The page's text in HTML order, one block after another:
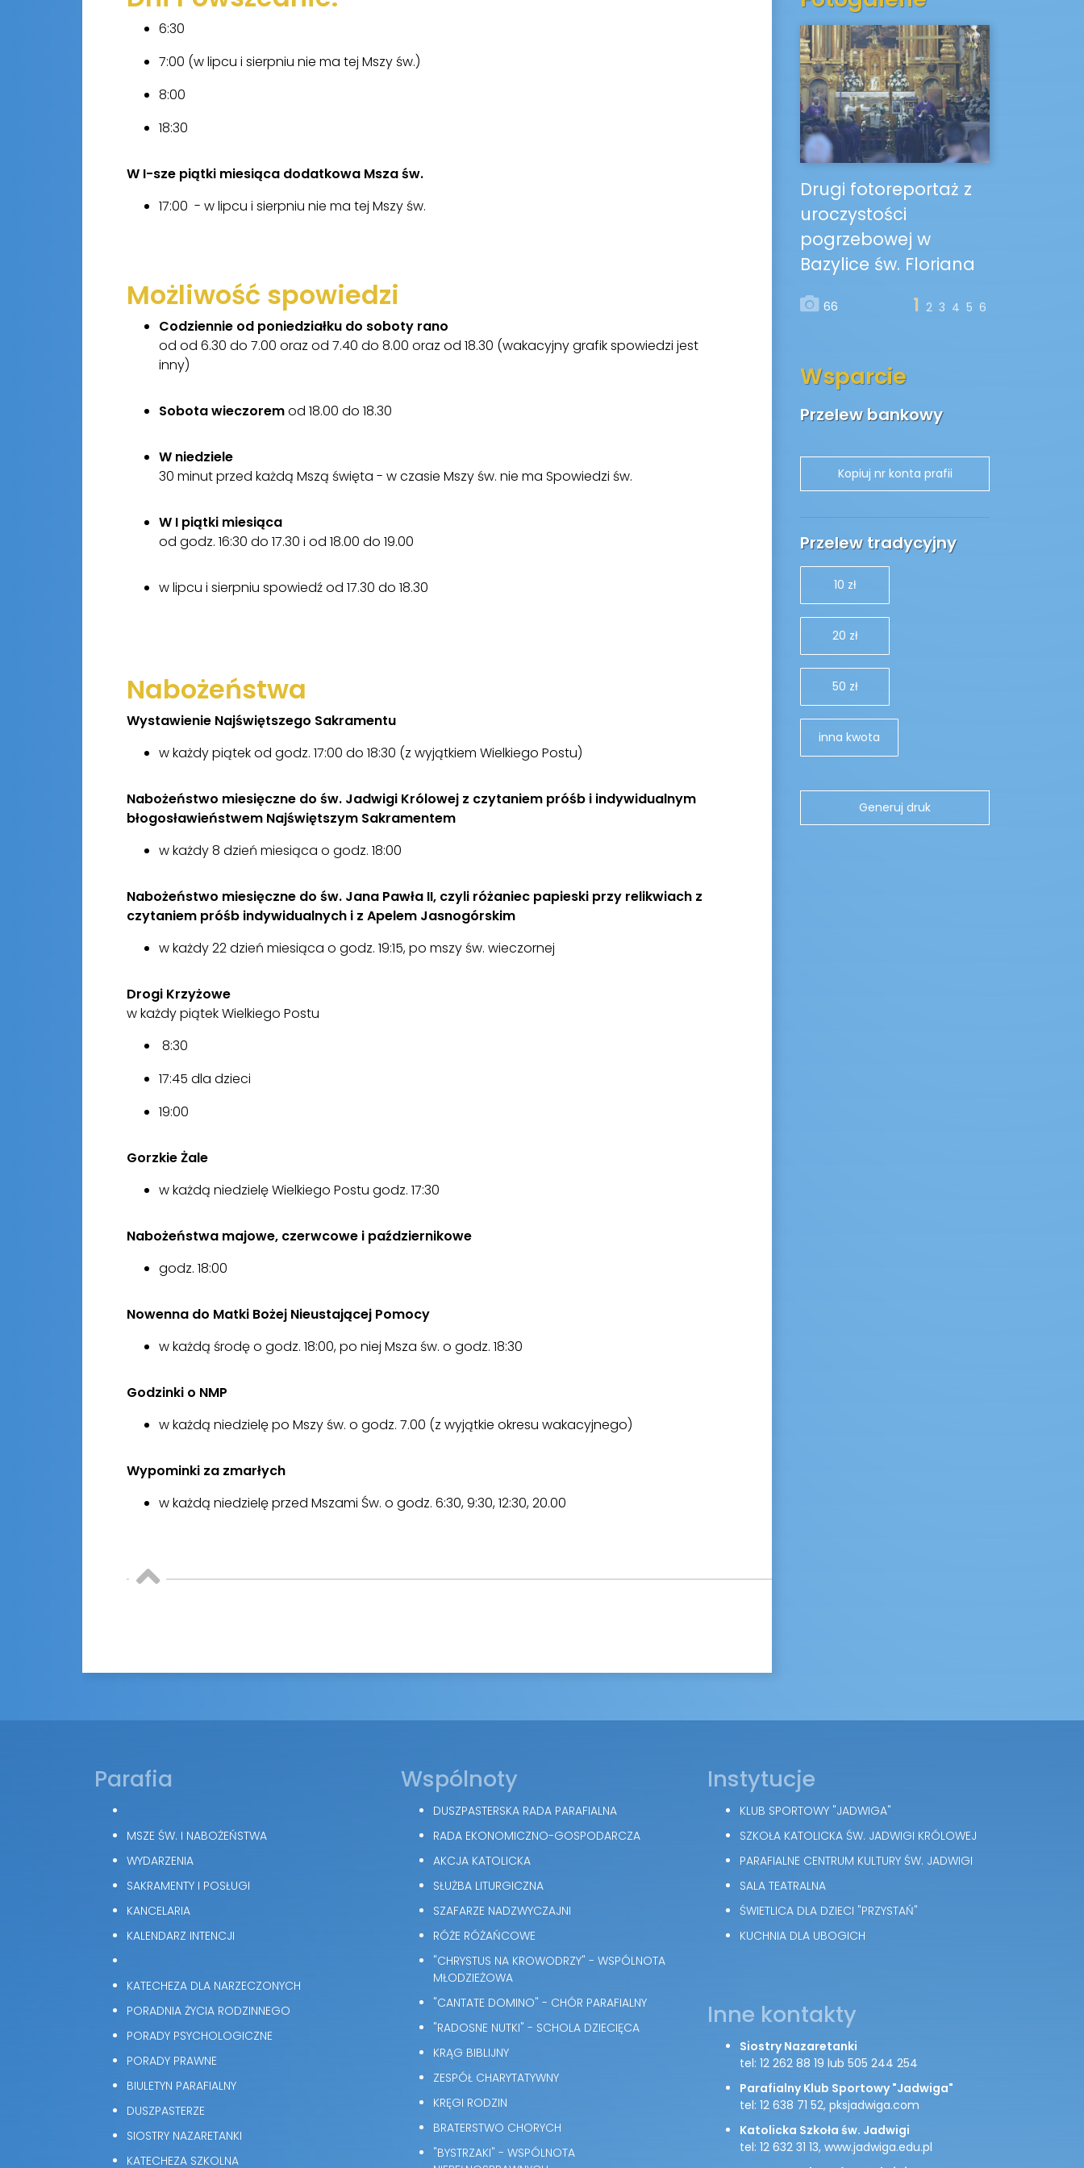
6:30
7:00 (w lipcu i sierpniu nie ma tej Mszy św.)
8:00
18:30
W I-sze piątki miesiąca dodatkowa Msza św.
17:00 - w lipcu i sierpniu nie ma tej Mszy św.
Możliwość spowiedzi
Codziennie od poniedziałku do soboty rano
od od 6.30 do 7.00 oraz od 7.40 do 8.00 oraz od 18.30 (wakacyjny grafik spowiedzi jest
inny)
Sobota wieczoremod 18.00 do 18.30
W niedziele
30 minut przed każdą Mszą święta - w czasie Mszy św. nie ma Spowiedzi św.
W I piątki miesiąca
od godz. 16:30 do 17.30 i od 18.00 do 19.00
w lipcu i sierpniu spowiedź od 17.30 do 18.30
Nabożeństwa
Wystawienie Najświętszego Sakramentu
w każdy piątek od godz. 17:00 do 18:30 (z wyjątkiem Wielkiego Postu)
Nabożeństwo miesięczne do św. Jadwigi Królowej z czytaniem próśb i indywidualnym
błogosławieństwem Najświętszym Sakramentem
w każdy 8 dzień miesiąca o godz. 18:00
Nabożeństwo miesięczne do św. Jana Pawła II, czyli różaniec papieski przy relikwiach z
czytaniem próśb indywidualnych i z Apelem Jasnogórskim
w każdy 22 dzień miesiąca o godz. 19:15, po mszy św. wieczornej
Drogi Krzyżowe
w każdy piątek Wielkiego Postu
8:30
17:45 dla dzieci
19:00
Gorzkie Żale
w każdą niedzielę Wielkiego Postu godz. 17:30
Nabożeństwa majowe, czerwcowe i październikowe
godz. 18:00
Nowenna do Matki Bożej Nieustającej Pomocy
w każdą środę o godz. 18:00, po niej Msza św. o godz. 18:30
Godzinki o NMP
w każdą niedzielę po Mszy św. o godz. 7.00 (z wyjątkie okresu wakacyjnego)
Wypominki za zmarłych
w każdą niedzielę przed Mszami Św. o godz. 6:30, 9:30, 12:30, 20.00
Drugi fotoreportaż z
uroczystości
pogrzebowej w
Bazylice św. Floriana
66 1 2 3 4 5 6
Wsparcie
Przelew bankowy
Przelew tradycyjny
10 zł
20 zł
50 zł
inna kwota
Parafia
MSZE ŚW. I NABOŻEŃSTWA
WYDARZENIA
SAKRAMENTY I POSŁUGI
KANCELARIA
KALENDARZ INTENCJI
KATECHEZA DLA NARZECZONYCH
PORADNIA ŻYCIA RODZINNEGO
PORADY PSYCHOLOGICZNE
PORADY PRAWNE
BIULETYN PARAFIALNY
DUSZPASTERZE
SIOSTRY NAZARETANKI
KATECHEZA SZKOLNA
Wspólnoty
DUSZPASTERSKA RADA PARAFIALNA
RADA EKONOMICZNO-GOSPODARCZA
AKCJA KATOLICKA
SŁUŻBA LITURGICZNA
SZAFARZE NADZWYCZAJNI
RÓŻE RÓŻAŃCOWE
"CHRYSTUS NA KROWODRZY" - WSPÓLNOTA
MŁODZIEŻOWA
"CANTATE DOMINO" - CHÓR PARAFIALNY
"RADOSNE NUTKI" - SCHOLA DZIECIĘCA
KRĄG BIBLIJNY
ZESPÓŁ CHARYTATYWNY
KRĘGI RODZIN
BRATERSTWO CHORYCH
"BYSTRZAKI" - WSPÓLNOTA
Instytucje
KLUB SPORTOWY "JADWIGA"
SZKOŁA KATOLICKA ŚW. JADWIGI KRÓLOWEJ
PARAFIALNE CENTRUM KULTURY ŚW. JADWIGI
SALA TEATRALNA
ŚWIETLICA DLA DZIECI "PRZYSTAŃ"
KUCHNIA DLA UBOGICH
Inne kontakty
Siostry Nazaretanki
tel: 12 262 88 19 lub 505 244 254
Parafialny Klub Sportowy "Jadwiga"
tel: 12 638 71 52, pksjadwiga.com
Katolicka Szkoła św. Jadwigi
tel: 12 632 31 13, www.jadwiga.edu.pl